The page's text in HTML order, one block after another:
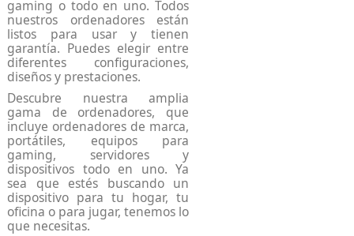
gaming o todo en uno. Todos
nuestros ordenadores están
listos para usar y tienen
garantía. Puedes elegir entre
diferentes configuraciones,
diseños y prestaciones.
Descubre nuestra amplia
gama de ordenadores, que
incluye ordenadores de marca,
portátiles, equipos para
gaming, servidores y
dispositivos todo en uno. Ya
sea que estés buscando un
dispositivo para tu hogar, tu
oficina o para jugar, tenemos lo
que necesitas.